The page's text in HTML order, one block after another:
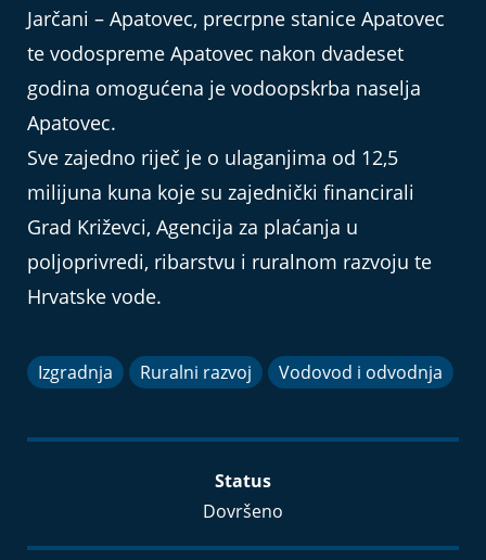
Jarčani – Apatovec, precrpne stanice Apatovec
te vodospreme Apatovec nakon dvadeset
godina omogućena je vodoopskrba naselja
Apatovec.
Sve zajedno riječ je o ulaganjima od 12,5
milijuna kuna koje su zajednički financirali
Grad Križevci, Agencija za plaćanja u
poljoprivredi, ribarstvu i ruralnom razvoju te
Hrvatske vode.
Izgradnja Ruralni razvoj Vodovod i odvodnja
Status
Dovršeno